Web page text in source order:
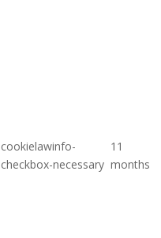
cookielawinfo-
checkbox-necessary
11
months